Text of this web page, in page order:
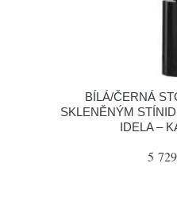
BÍLÁ/ČERNÁ
SKLENĚNÝM
IDELA –
5